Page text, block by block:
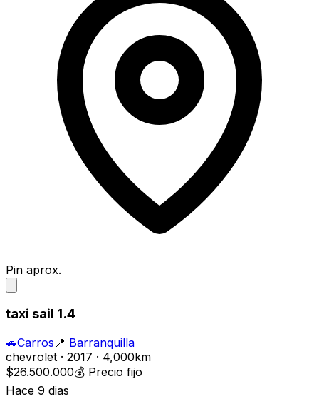
Pin aprox.
taxi sail 1.4
🚗Carros 📍 Barranquilla
chevrolet · 2017 · 4,000km
$26.500.000💰 Precio fijo
Hace 9 dias